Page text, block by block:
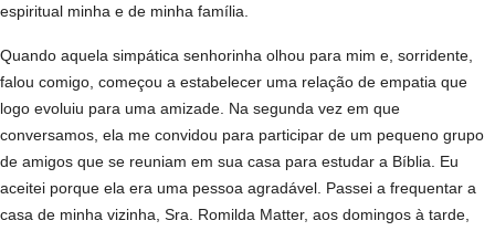
espiritual minha e de minha família.
Quando aquela simpática senhorinha olhou para mim e, sorridente,
falou comigo, começou a estabelecer uma relação de empatia que
logo evoluiu para uma amizade. Na segunda vez em que
conversamos, ela me convidou para participar de um pequeno grupo
de amigos que se reuniam em sua casa para estudar a Bíblia. Eu
aceitei porque ela era uma pessoa agradável. Passei a frequentar a
casa de minha vizinha, Sra. Romilda Matter, aos domingos à tarde,